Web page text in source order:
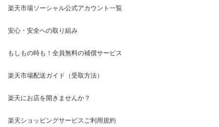
楽天市場ソーシャル公式アカウント一覧
安心・安全への取り組み
もしもの時も！全員無料の補償サービス
楽天市場配送ガイド（受取方法）
楽天にお店を開きませんか？
楽天ショッピングサービスご利用規約